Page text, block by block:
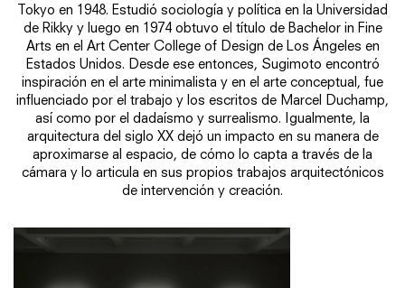
Tokyo en 1948. Estudió sociología y política en la Universidad
de Rikky y luego en 1974 obtuvo el título de Bachelor in Fine
Arts en el Art Center College of Design de Los Ángeles en
Estados Unidos. Desde ese entonces, Sugimoto encontró
inspiración en el arte minimalista y en el arte conceptual, fue
influenciado por el trabajo y los escritos de Marcel Duchamp,
así como por el dadaísmo y surrealismo. Igualmente, la
arquitectura del siglo XX dejó un impacto en su manera de
aproximarse al espacio, de cómo lo capta a través de la
cámara y lo articula en sus propios trabajos arquitectónicos
de intervención y creación.